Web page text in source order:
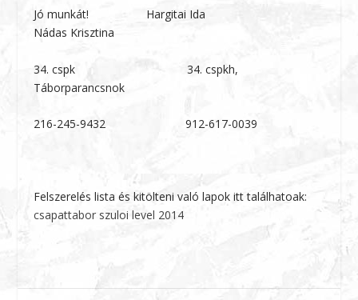
Jó munkát! Hargitai Ida
Nádas Krisztina
34. cspk 34. cspkh,
Táborparancsnok
216-245-9432 912-617-0039
Felszerelés lista és kitölteni való lapok itt találhatoak:
csapattabor szuloi level 2014